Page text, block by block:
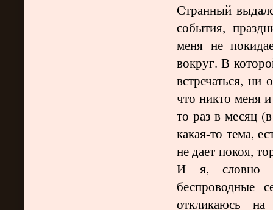
Странный
события,
меня не
вокруг. В
встречаться, ни
что никто меня и
то раз в месяц
какая-то тема,
не дает покоя,
И я, словно
беспроводные
откликаюсь